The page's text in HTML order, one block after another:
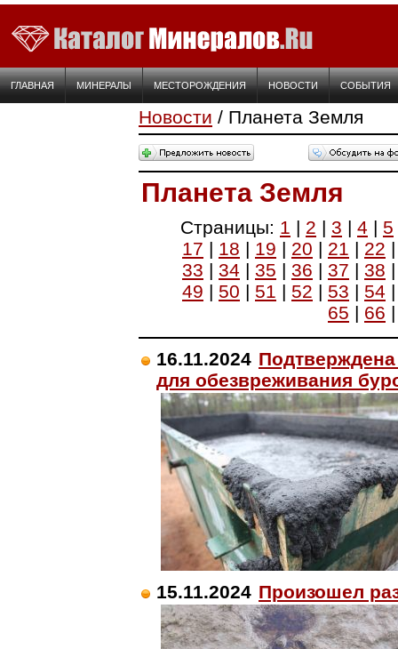
ГЛАВНАЯ МИНЕРАЛЫ МЕСТОРОЖДЕНИЯ НОВОСТИ СОБЫТИЯ
Новости / Планета Земля
Планета Земля
Страницы: 1 | 2 | 3 | 4 | 5
17 | 18 | 19 | 20 | 21 | 22
33 | 34 | 35 | 36 | 37 | 38
49 | 50 | 51 | 52 | 53 | 54
65 | 66
16.11.2024
для обезвреживания
15.11.2024 Произошел